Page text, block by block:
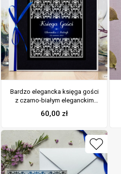
Bardzo elegancka księga gości
z czarno-białym eleganckim
damaskiem z błękitna poświatą,
czarnym papierem perłowym.
60,00 zł